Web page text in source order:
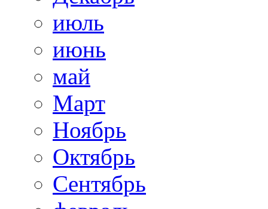
июль
июнь
май
Март
Ноябрь
Октябрь
Сентябрь